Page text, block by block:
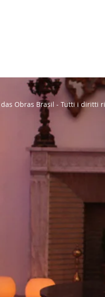
Obras Brasil - Tutti i diritti